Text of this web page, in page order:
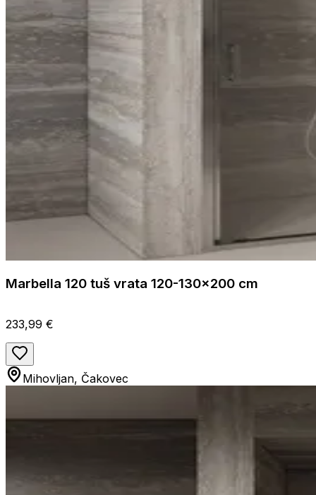
Marbella 120 tuš vrata 120-130x200 cm
233,99 €
Mihovljan, Čakovec